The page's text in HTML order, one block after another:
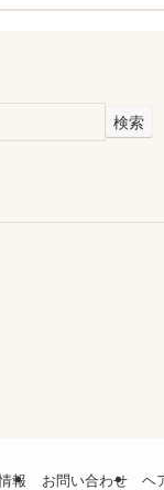
検索
報 お問い合わせ ヘ